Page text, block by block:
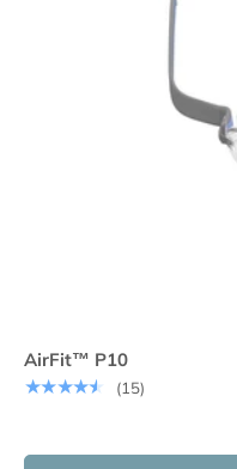
AirFit™ P10
★★★★★
(15)